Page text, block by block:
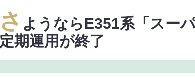
さ ようならE351系「スー
定期運用が終了